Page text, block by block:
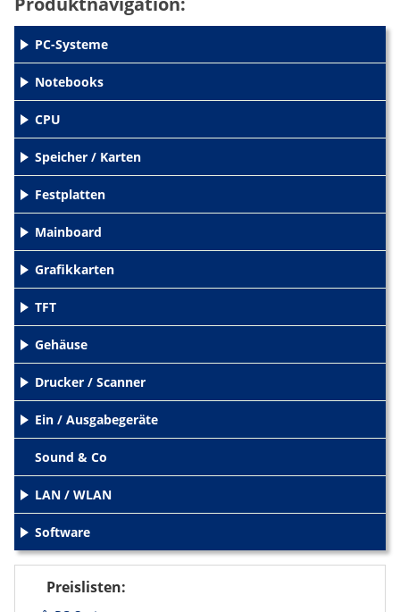
PC-Systeme
Notebooks
+CPU
+Speicher / Karten
Festplatten
Mainboard
+Grafikkarten
TFT
+Gehäuse
Drucker / Scanner
Ein / Ausgabegeräte
Sound & Co
LAN / WLAN
+Software
Preislisten: